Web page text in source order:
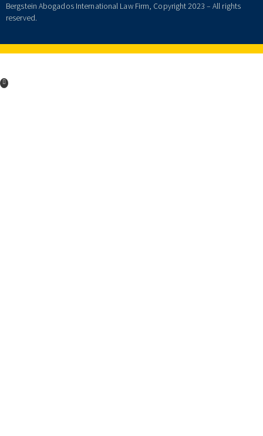
Bergstein Abogados International Law Firm, Copyright 2023 – All rights
reserved.